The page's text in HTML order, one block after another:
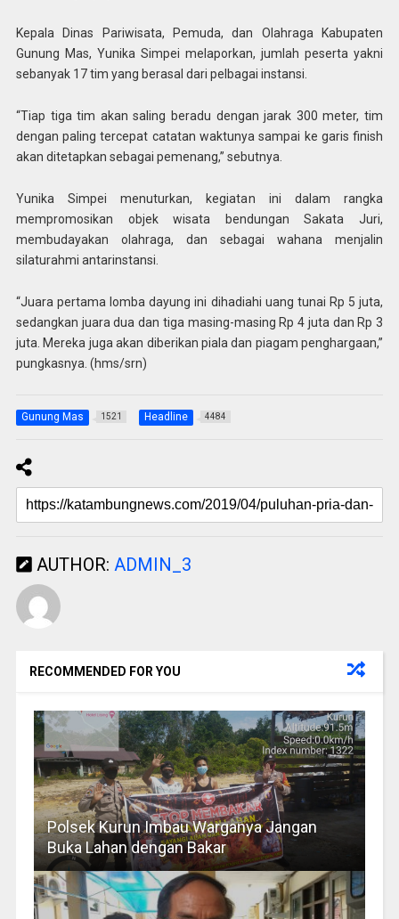
Kepala Dinas Pariwisata, Pemuda, dan Olahraga Kabupaten
Gunung Mas, Yunika Simpei melaporkan, jumlah peserta yakni
sebanyak 17 tim yang berasal dari pelbagai instansi.
“Tiap tiga tim akan saling beradu dengan jarak 300 meter, tim
dengan paling tercepat catatan waktunya sampai ke garis finish
akan ditetapkan sebagai pemenang,” sebutnya.
Yunika Simpei menuturkan, kegiatan ini dalam rangka
mempromosikan objek wisata bendungan Sakata Juri,
membudayakan olahraga, dan sebagai wahana menjalin
silaturahmi antarinstansi.
“Juara pertama lomba dayung ini dihadiahi uang tunai Rp 5 juta,
sedangkan juara dua dan tiga masing-masing Rp 4 juta dan Rp 3
juta. Mereka juga akan diberikan piala dan piagam penghargaan,”
pungkasnya. (hms/srn)
Gunung Mas 1521 Headline 4484
AUTHOR: ADMIN_3
RECOMMENDED FOR YOU
Polsek Kurun Imbau Warganya Jangan
Buka Lahan dengan Bakar